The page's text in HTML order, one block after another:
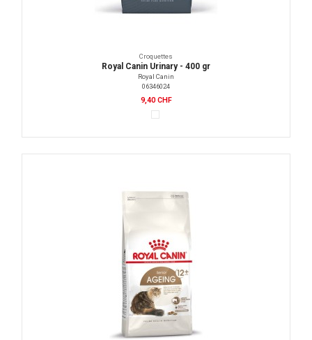
Croquettes
Royal Canin Urinary - 400 gr
Royal Canin
06346024
9,40 CHF